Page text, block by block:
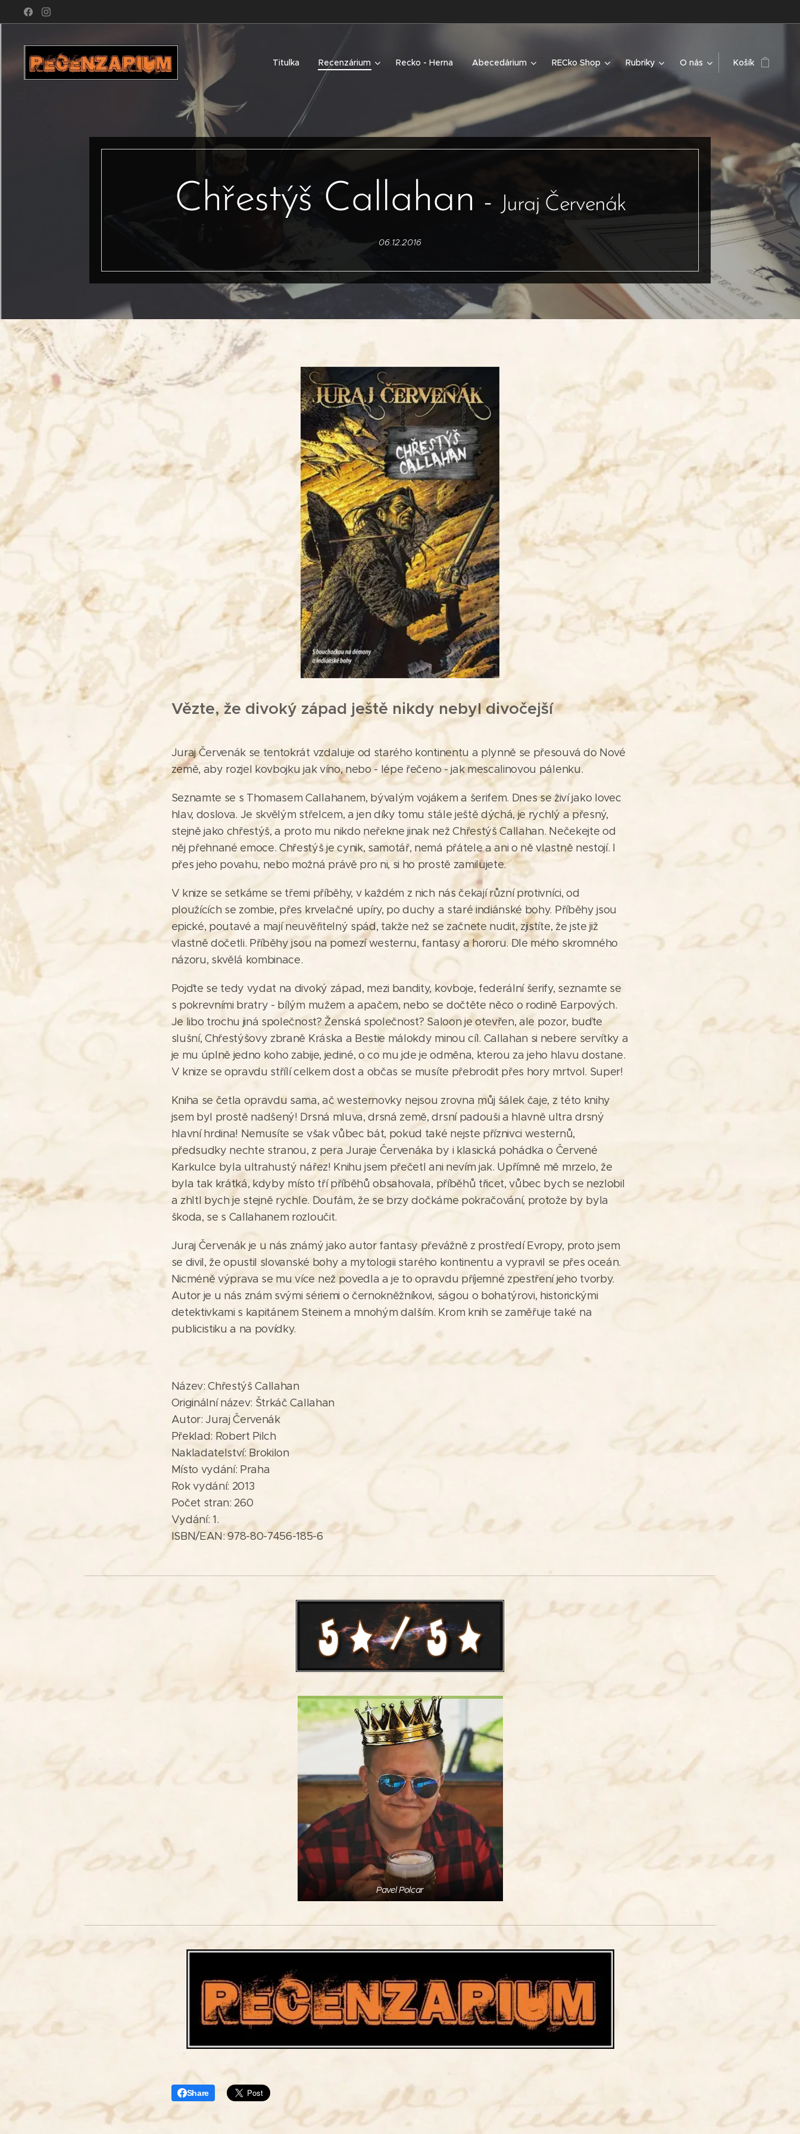
Titulka Recenzárium Recko - Herna Abecedárium RECko Shop Rubriky O nás Košík
Chřestýš Callahan - Juraj Červenák
06.12.2016
Vězte, že divoký západ ještě nikdy nebyl divočejší
Juraj Červenák se tentokrát vzdaluje od starého kontinentu a plynně se přesouvá do Nové
země, aby rozjel kovbojku jak víno, nebo - lépe řečeno - jak mescalinovou pálenku.
Seznamte se s Thomasem Callahanem, bývalým vojákem a šerifem. Dnes se živí jako lovec
hlav, doslova. Je skvělým střelcem, a jen díky tomu stále ještě dýchá, je rychlý a přesný,
stejně jako chřestýš, a proto mu nikdo neřekne jinak než Chřestýš Callahan. Nečekejte od
něj přehnané emoce. Chřestýš je cynik, samotář, nemá přátele a ani o ně vlastně nestojí. I
přes jeho povahu, nebo možná právě pro ni, si ho prostě zamilujete.
V knize se setkáme se třemi příběhy, v každém z nich nás čekají různí protivníci, od
ploužících se zombie, přes krvelačné upíry, po duchy a staré indiánské bohy. Příběhy jsou
epické, poutavé a mají neuvěřitelný spád, takže než se začnete nudit, zjistíte, že jste již
vlastně dočetli. Příběhy jsou na pomezí westernu, fantasy a hororu. Dle mého skromného
názoru, skvělá kombinace.
Pojďte se tedy vydat na divoký západ, mezi bandity, kovboje, federální šerify, seznamte se
s pokrevními bratry - bílým mužem a apačem, nebo se dočtěte něco o rodině Earpových.
Je libo trochu jiná společnost? Ženská společnost? Saloon je otevřen, ale pozor, buďte
slušní, Chřestýšovy zbraně Kráska a Bestie málokdy minou cíl. Callahan si nebere servítky a
je mu úplně jedno koho zabije, jediné, o co mu jde je odměna, kterou za jeho hlavu dostane.
V knize se opravdu střílí celkem dost a občas se musíte přebrodit přes hory mrtvol. Super!
Kniha se četla opravdu sama, ač westernovky nejsou zrovna můj šálek čaje, z této knihy
jsem byl prostě nadšený! Drsná mluva, drsná země, drsní padouši a hlavně ultra drsný
hlavní hrdina! Nemusíte se však vůbec bát, pokud také nejste příznivci westernů,
předsudky nechte stranou, z pera Juraje Červenáka by i klasická pohádka o Červené
Karkulce byla ultrahustý nářez! Knihu jsem přečetl ani nevím jak. Upřímně mě mrzelo, že
byla tak krátká, kdyby místo tří příběhů obsahovala, příběhů třicet, vůbec bych se nezlobil
a zhltl bych je stejně rychle. Doufám, že se brzy dočkáme pokračování, protože by byla
škoda, se s Callahanem rozloučit.
Juraj Červenák je u nás známý jako autor fantasy převážně z prostředí Evropy, proto jsem
se divil, že opustil slovanské bohy a mytologii starého kontinentu a vypravil se přes oceán.
Nicméně výprava se mu více než povedla a je to opravdu příjemné zpestření jeho tvorby.
Autor je u nás znám svými sériemi o černokněžníkovi, ságou o bohatýrovi, historickými
detektivkami s kapitánem Steinem a mnohým dalším. Krom knih se zaměřuje také na
publicistiku a na povídky.
Název: Chřestýš Callahan
Originální název: Štrkáč Callahan
Autor: Juraj Červenák
Překlad: Robert Pilch
Nakladatelství: Brokilon
Místo vydání: Praha
Rok vydání: 2013
Počet stran: 260
Vydání: 1.
ISBN/EAN: 978-80-7456-185-6
Pavel Polcar
Share